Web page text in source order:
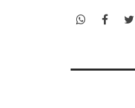
WhatsApp